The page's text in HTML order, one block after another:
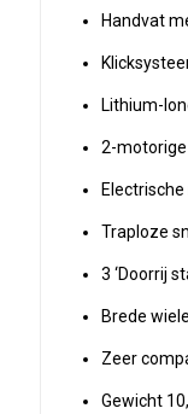
Handvat
Lithium-
2-
Electrische
Traploze
3 ‘Doorrij
Brede
Zeer
Gewicht